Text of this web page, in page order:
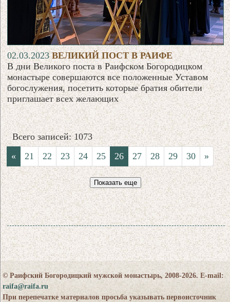
02.03.2023ВЕЛИКИЙ ПОСТ В РАИФЕ
В дни Великого поста в Раифском Богородицком
монастыре совершаются все положенные Уставом
богослужения, посетить которые братия обители
приглашает всех желающих
Всего записей: 1073
«
21 22 23 24 25 26 27 28 29 30 »
Показать еще
© Раифский Богородицкий мужской монастырь, 2008-2026. E-mail:
raifa@raifa.ru
При перепечатке материалов просьба указывать первоисточник